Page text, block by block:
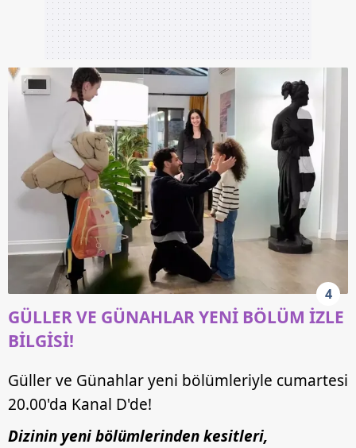
4
GÜLLER VE GÜNAHLAR YENİ BÖLÜM İZLE
BİLGİSİ!
Güller ve Günahlar yeni bölümleriyle cumartesi
20.00'da Kanal D'de!
Dizinin yeni bölümlerinden kesitleri,